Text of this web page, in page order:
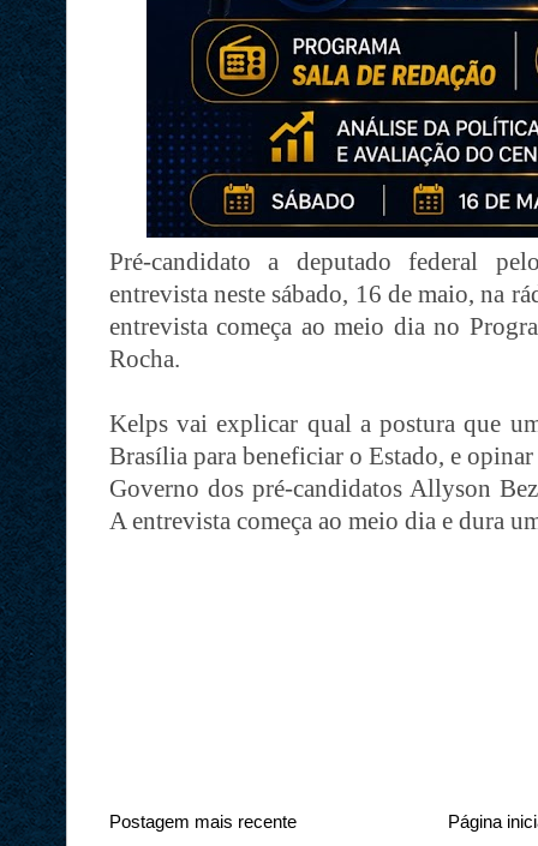
Pré-candidato a deputado federal
entrevista neste sábado, 16 de maio, na
entrevista começa ao meio dia no
Rocha.
Kelps vai explicar qual a postura que
Brasília para beneficiar o Estado, e
Governo dos pré-candidatos Allyson
A entrevista começa ao meio dia e dura
Postagem mais recente Página